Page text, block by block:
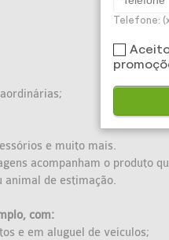
e muito mais.
acompanham o produto
animal de estimação.
com:
e em aluguel de veículos;
Telefone: